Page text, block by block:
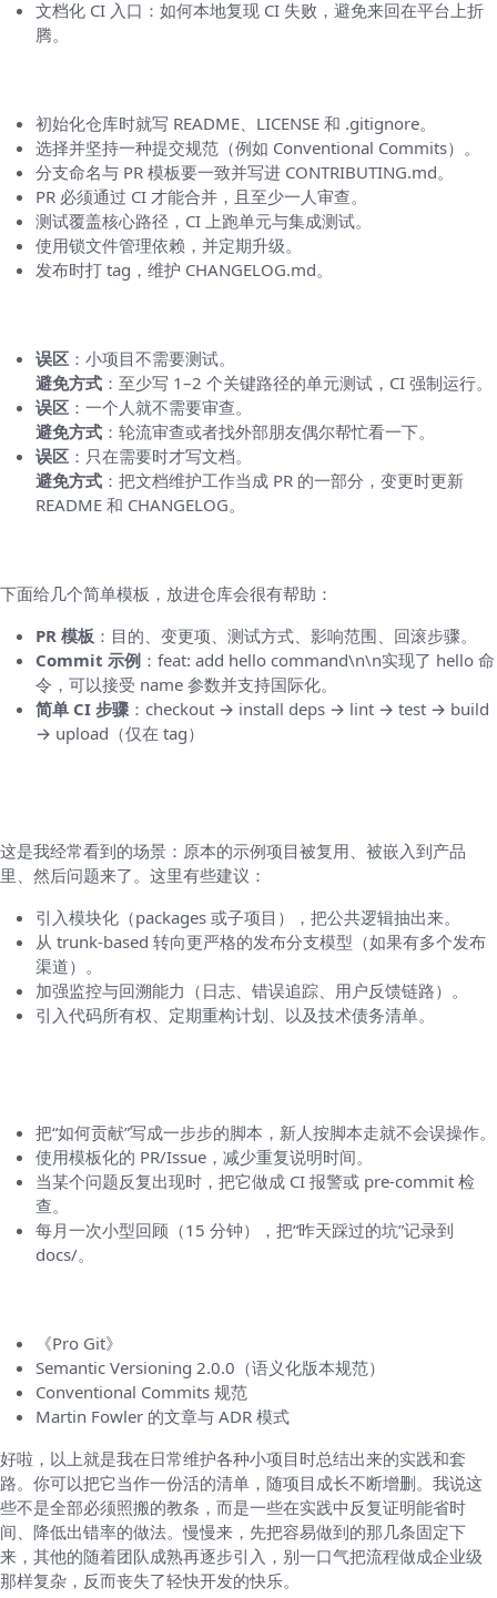
文档化 CI 入口：如何本地复现 CI 失败，避免来回在平台上折
腾。
初始化仓库时就写 README、LICENSE 和 .gitignore。
选择并坚持一种提交规范（例如 Conventional Commits）。
分支命名与 PR 模板要一致并写进 CONTRIBUTING.md。
PR 必须通过 CI 才能合并，且至少一人审查。
测试覆盖核心路径，CI 上跑单元与集成测试。
使用锁文件管理依赖，并定期升级。
发布时打 tag，维护 CHANGELOG.md。
误区 ：小项目不需要测试。
避免方式 ：至少写 1–2 个关键路径的单元测试，CI 强制运行。
误区 ：一个人就不需要审查。
避免方式 ：轮流审查或者找外部朋友偶尔帮忙看一下。
误区 ：只在需要时才写文档。
避免方式 ：把文档维护工作当成 PR 的一部分，变更时更新
README 和 CHANGELOG。
下面给几个简单模板，放进仓库会很有帮助：
PR 模板 ：目的、变更项、测试方式、影响范围、回滚步骤。
Commit 示例 ：feat: add hello command\n\n实现了 hello 命
令，可以接受 name 参数并支持国际化。
简单 CI 步骤 ：checkout → install deps → lint → test → build
→ upload（仅在 tag）
这是我经常看到的场景：原本的示例项目被复用、被嵌入到产品
里、然后问题来了。这里有些建议：
引入模块化（packages 或子项目），把公共逻辑抽出来。
从 trunk-based 转向更严格的发布分支模型（如果有多个发布
渠道）。
加强监控与回溯能力（日志、错误追踪、用户反馈链路）。
引入代码所有权、定期重构计划、以及技术债务清单。
把“如何贡献”写成一步步的脚本，新人按脚本走就不会误操作。
使用模板化的 PR/Issue，减少重复说明时间。
当某个问题反复出现时，把它做成 CI 报警或 pre-commit 检
查。
每月一次小型回顾（15 分钟），把“昨天踩过的坑”记录到
docs/。
《Pro Git》
Semantic Versioning 2.0.0（语义化版本规范）
Conventional Commits 规范
Martin Fowler 的文章与 ADR 模式
好啦，以上就是我在日常维护各种小项目时总结出来的实践和套
路。你可以把它当作一份活的清单，随项目成长不断增删。我说这
些不是全部必须照搬的教条，而是一些在实践中反复证明能省时
间、降低出错率的做法。慢慢来，先把容易做到的那几条固定下
来，其他的随着团队成熟再逐步引入，别一口气把流程做成企业级
那样复杂，反而丧失了轻快开发的快乐。